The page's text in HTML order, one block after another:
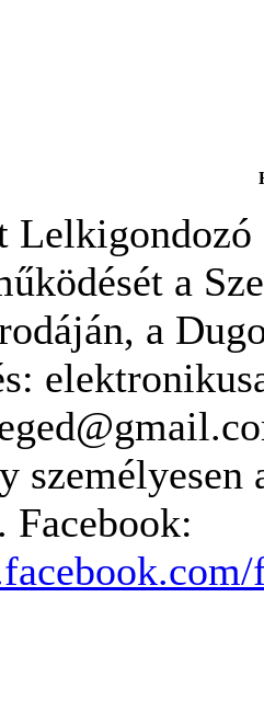
a
a
Facebook: